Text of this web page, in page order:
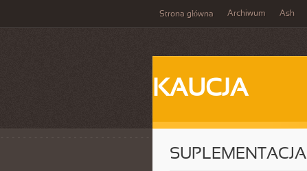
Strona główna Archiwum Ash
KAUCJA
SUPLEMENTACJA